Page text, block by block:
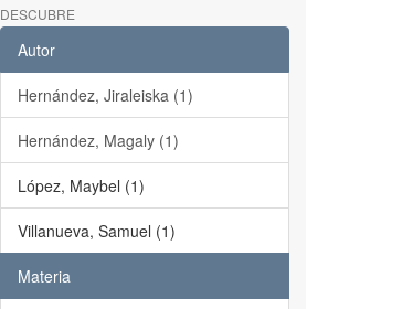
DESCUBRE
Autor
Hernández, Jiraleiska (1)
Hernández, Magaly (1)
López, Maybel (1)
Villanueva, Samuel (1)
Materia